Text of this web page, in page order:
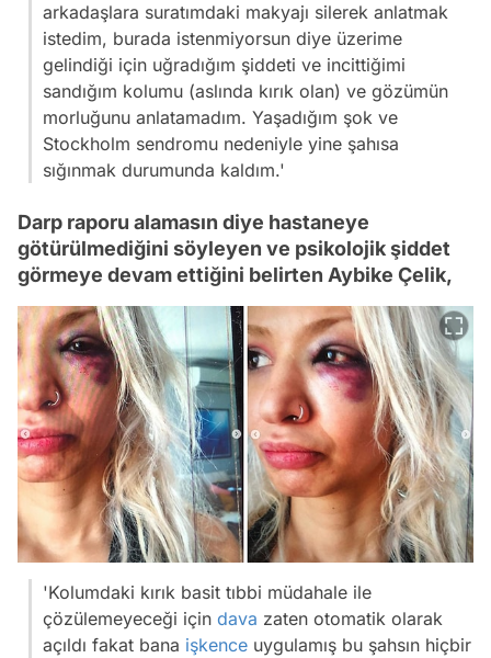
arkadaşlara suratımdaki makyajı silerek anlatmak
istedim, burada istenmiyorsun diye üzerime
gelindiği için uğradığım şiddeti ve incittiğimi
sandığım kolumu (aslında kırık olan) ve gözümün
morluğunu anlatamadım. Yaşadığım şok ve
Stockholm sendromu nedeniyle yine şahısa
sığınmak durumunda kaldım.'
Darp raporu alamasın diye hastaneye
götürülmediğini söyleyen ve psikolojik şiddet
görmeye devam ettiğini belirten Aybike Çelik,
'Kolumdaki kırık basit tıbbi müdahale ile
çözülemeyeceği için dava zaten otomatik olarak
açıldı fakat bana işkence uygulamış bu şahsın hiçbir